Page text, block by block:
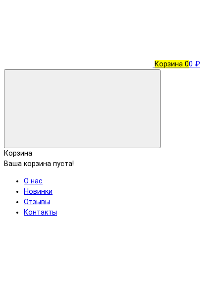
Корзина 00 ₽
Корзина
Ваша корзина пуста!
О нас
Новинки
Отзывы
Контакты